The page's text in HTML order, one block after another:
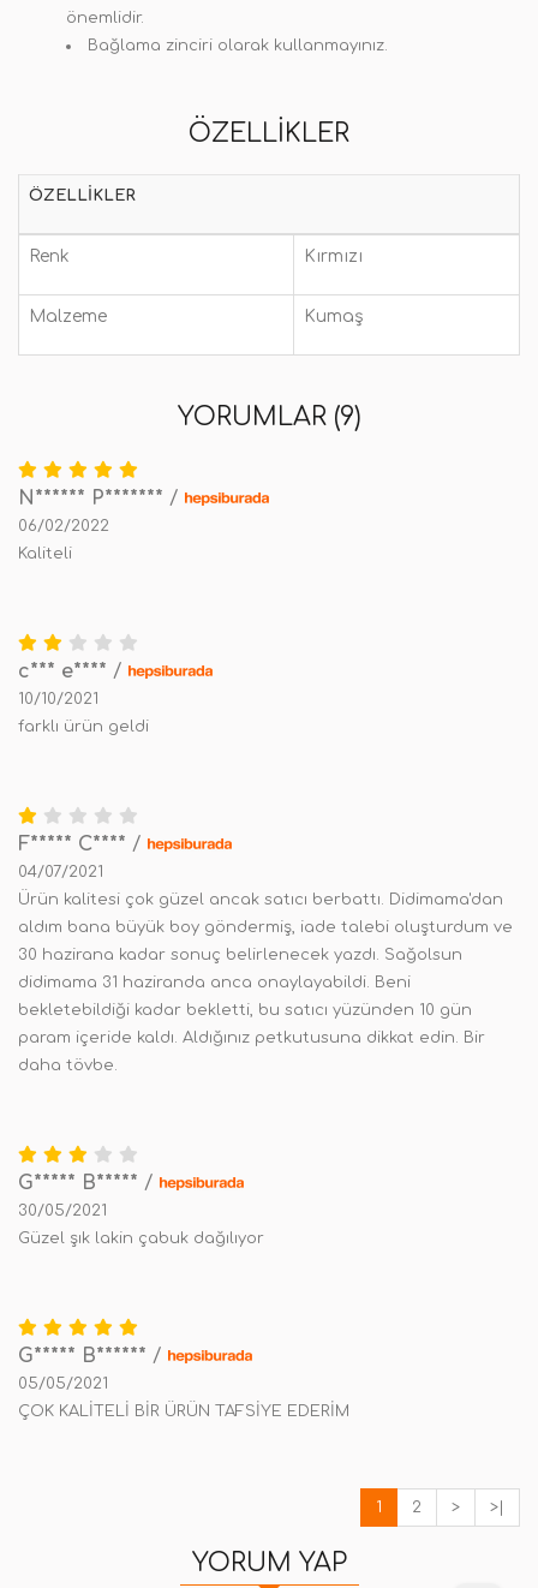
önemlidir.
Bağlama zinciri olarak kullanmayınız.
ÖZELLIKLER
ÖZELLIKLER
Renk Kırmızı
Malzeme Kumaş
YORUMLAR (9)
N****** P******* /
06/02/2022
Kaliteli
c*** e**** /
10/10/2021
farklı ürün geldi
F***** C**** /
04/07/2021
Ürün kalitesi çok güzel ancak satıcı berbattı. Didimama'dan
aldım bana büyük boy göndermiş, iade talebi oluşturdum ve
30 hazirana kadar sonuç belirlenecek yazdı. Sağolsun
didimama 31 haziranda anca onaylayabildi. Beni
bekletebildiği kadar bekletti, bu satıcı yüzünden 10 gün
param içeride kaldı. Aldığınız petkutusuna dikkat edin. Bir
daha tövbe.
G***** B***** /
30/05/2021
Güzel şık lakin çabuk dağılıyor
G***** B****** /
05/05/2021
ÇOK KALİTELİ BİR ÜRÜN TAFSİYE EDERİM
1 2 > >|
YORUM YAP